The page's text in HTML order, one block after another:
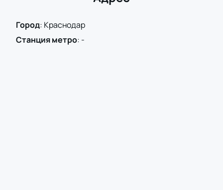
Город: Краснодар
Станция метро: -